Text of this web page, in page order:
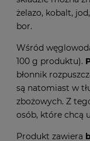
żelazo, kobalt,
bor.
Wśród
100 g produktu).
błonnik
są natomiast w
zbożowych. Z
osób, które chcą
Produkt zawiera